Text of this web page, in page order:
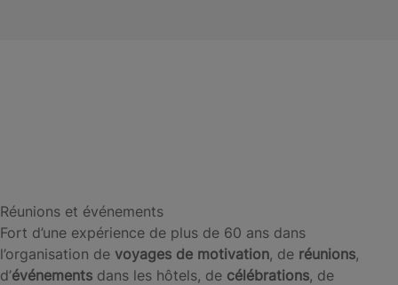
Réunions et événements
Fort d’une expérience de plus de 60 ans dans
l’organisation de voyages de motivation, de réunions,
d’événements dans les hôtels, de célébrations, de